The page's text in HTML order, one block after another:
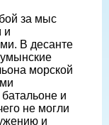
за мыс
и
В десанте
морской
и
не могли
и